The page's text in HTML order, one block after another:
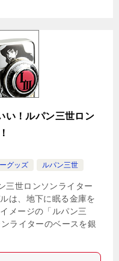
い！ルパン三世ロン
グッズ ルパン三世
三世ロンソンライター
は、地下に眠る金庫を
メージの「ルパン三
ライターのベースを銀